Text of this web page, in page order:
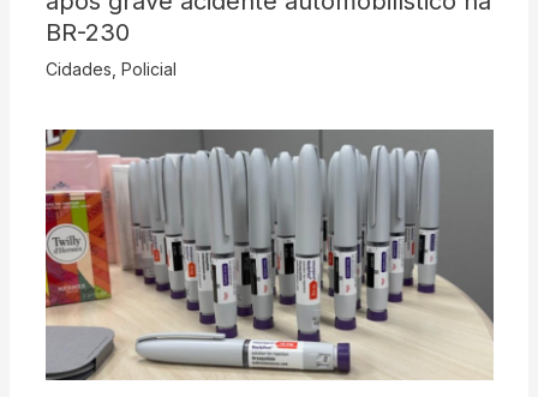
BR-230
Cidades Policial